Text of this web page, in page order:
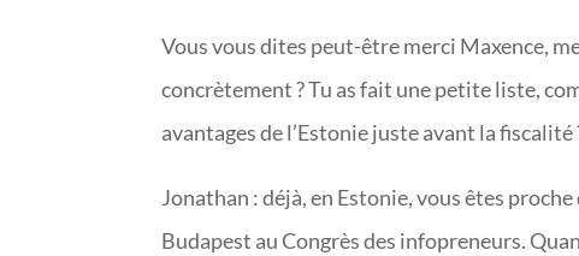
Vous vous dites peut-être merci Maxence,
concrètement ? Tu as fait une petite liste,
avantages de l’Estonie juste avant la
Jonathan : déjà, en Estonie, vous êtes
Budapest au Congrès des infopreneurs.